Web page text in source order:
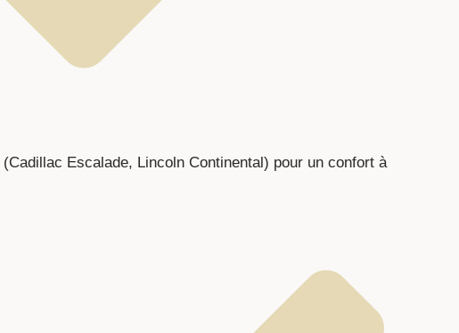
Escalade, Lincoln Continental) pour un confort à